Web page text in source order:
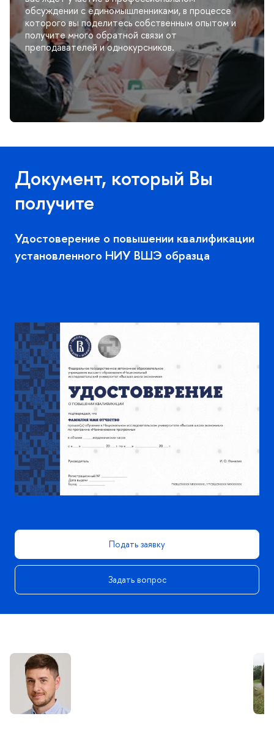
обсуждении с единомышленниками, в процессе
которого вы поделитесь собственным опытом и
получите много обратной связи от
преподавателей и однокурсников.
Документ, который Вы
получите
Удостоверение о повышении квалификации
установленного НИУ ВШЭ образца
Подать заявку
Задать вопрос